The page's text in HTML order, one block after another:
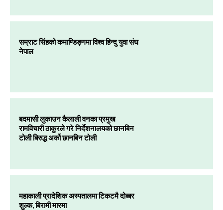
सम्राट सिंहको कमाण्डिङ्गमा विश्व हिन्दु युवा संघ
नेपाल
बदमासी लुकाउन कैलाली वनका प्रमुख
रामविचारी ठाकुरले गरे निर्देशनालयको छानबिन
टोली बिरुद्ध अर्को छानबिन टोली
महाकाली प्रादेशिक अस्पतालमा टिकटमै दोब्बर
शुल्क, बिरामी मारमा